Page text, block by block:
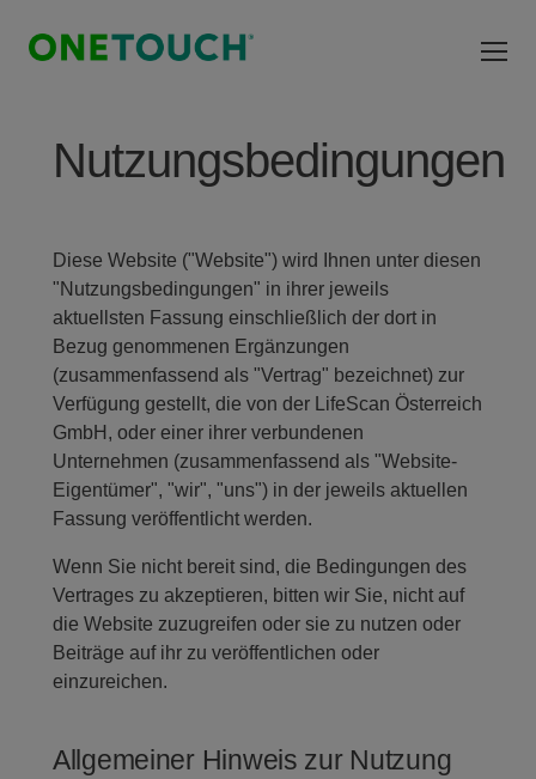
Nutzungsbedingungen
Diese Website ("Website") wird Ihnen unter diesen
"Nutzungsbedingungen" in ihrer jeweils
aktuellsten Fassung einschließlich der dort in
Bezug genommenen Ergänzungen
(zusammenfassend als "Vertrag" bezeichnet) zur
Verfügung gestellt, die von der LifeScan Österreich
GmbH, oder einer ihrer verbundenen
Unternehmen (zusammenfassend als "Website-
Eigentümer", "wir", "uns") in der jeweils aktuellen
Fassung veröffentlicht werden.
Wenn Sie nicht bereit sind, die Bedingungen des
Vertrages zu akzeptieren, bitten wir Sie, nicht auf
die Website zuzugreifen oder sie zu nutzen oder
Beiträge auf ihr zu veröffentlichen oder
einzureichen.
Allgemeiner Hinweis zur Nutzung